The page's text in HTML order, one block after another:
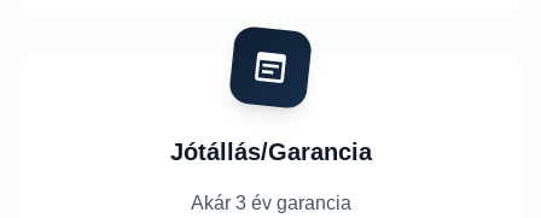
Jótállás/Garancia
Akár 3 év garancia